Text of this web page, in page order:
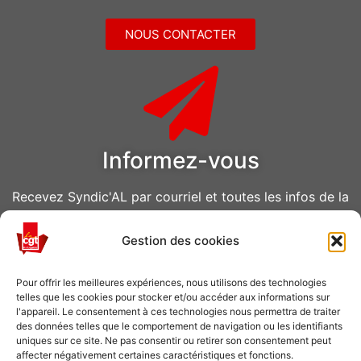
Gestion des cookies
Pour offrir les meilleures expériences, nous utilisons des technologies
telles que les cookies pour stocker et/ou accéder aux informations sur
l'appareil. Le consentement à ces technologies nous permettra de traiter
des données telles que le comportement de navigation ou les identifiants
uniques sur ce site. Ne pas consentir ou retirer son consentement peut
affecter négativement certaines caractéristiques et fonctions.
NOUS CONTACTER
Informez-vous
Recevez Syndic'AL par courriel et toutes les infos de la
CGT Air Liquide